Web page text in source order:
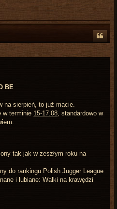
BE
na sierpień, to już macie.
w terminie 15-17.08, standardowo w
tak jak w zeszłym roku na
do rankingu Polish Jugger League
i lubiane: Walki na krawędzi